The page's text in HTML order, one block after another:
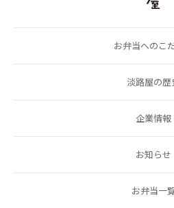
お弁当へのこ
淡路屋の歴
企業情報
お知らせ
お弁当一